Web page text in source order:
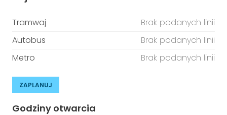
Tramwaj
Brak podanych linii
Autobus
Brak podanych linii
Metro
Brak podanych linii
ZAPLANUJ
Godziny otwarcia